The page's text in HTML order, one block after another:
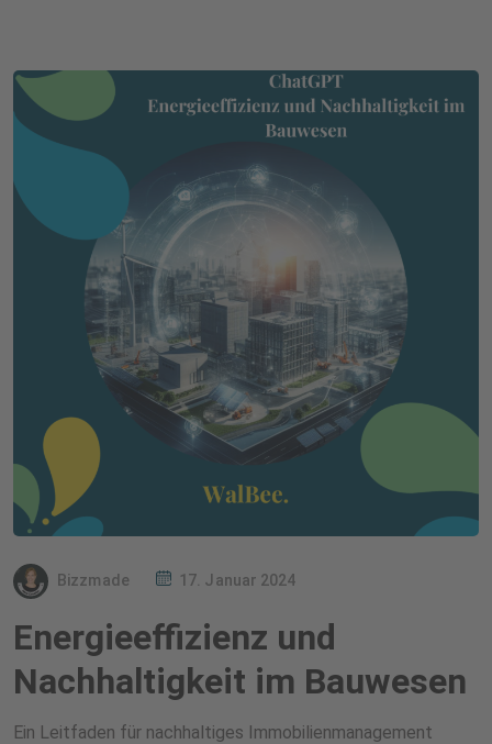
Bizzmade 17. Januar 2024
Energieeffizienz und
Nachhaltigkeit im Bauwesen
Ein Leitfaden für nachhaltiges Immobilienmanagement